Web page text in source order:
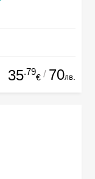
35.79
€ / 70лв.